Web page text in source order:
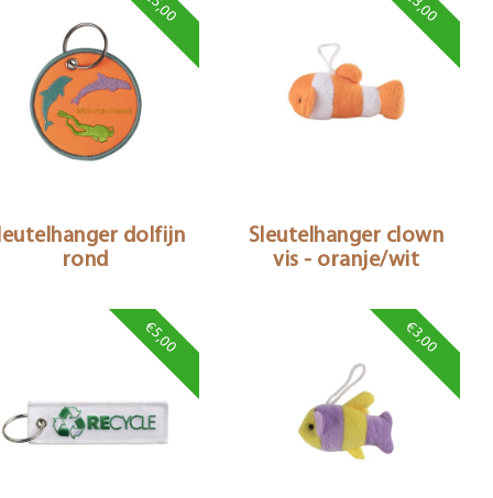
dolfijn
rond
Sleutelhanger clown
vis - oranje/wit
€5,00 €3,00